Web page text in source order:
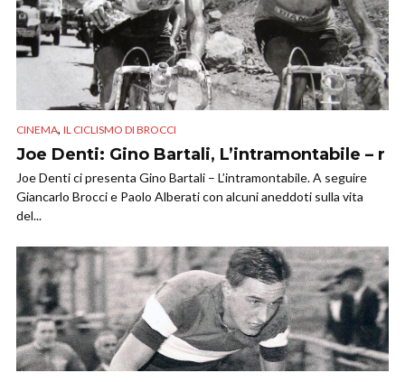
CINEMA, IL CICLISMO DI BROCCI
Joe Denti: Gino Bartali, L’intramontabile – r
Joe Denti ci presenta Gino Bartali – L’intramontabile. A seguire
Giancarlo Brocci e Paolo Alberati con alcuni aneddoti sulla vita
del...